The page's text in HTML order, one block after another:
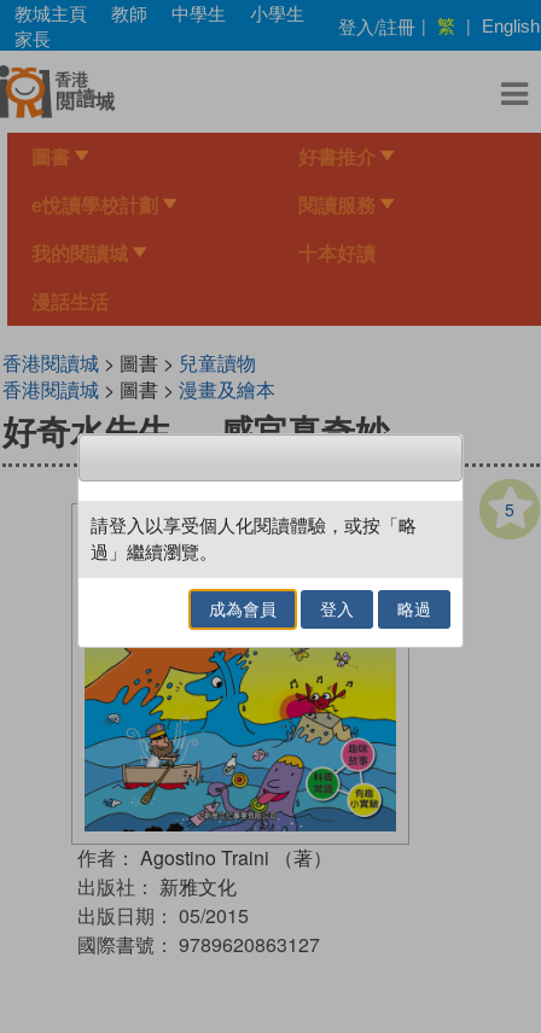
Skip
main
content
教城主頁 教師 中學生
小學生
家長
登入/註冊 | 繁 | English
圖書 好書推介
e悅讀學校計劃 閱讀服務
我的閱讀城 十本好讀
漫話生活
香港閱讀城> 圖書 > 兒童讀物
香港閱讀城> 圖書 > 漫畫及繪本
好奇水先生──感官真奇妙
5
作者： Agostino Traini （著）
出版社： 新雅文化
出版日期： 05/2015
國際書號： 9789620863127
請登入以享受個人化閱讀體驗，或按「略
過」繼續瀏覽。
成為會員 登入 略過